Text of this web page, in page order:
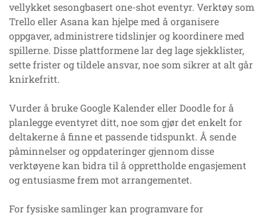
vellykket sesongbasert one-shot eventyr. Verktøy som
Trello eller Asana kan hjelpe med å organisere
oppgaver, administrere tidslinjer og koordinere med
spillerne. Disse plattformene lar deg lage sjekklister,
sette frister og tildele ansvar, noe som sikrer at alt går
knirkefritt.
Vurder å bruke Google Kalender eller Doodle for å
planlegge eventyret ditt, noe som gjør det enkelt for
deltakerne å finne et passende tidspunkt. Å sende
påminnelser og oppdateringer gjennom disse
verktøyene kan bidra til å opprettholde engasjement
og entusiasme frem mot arrangementet.
For fysiske samlinger kan programvare for